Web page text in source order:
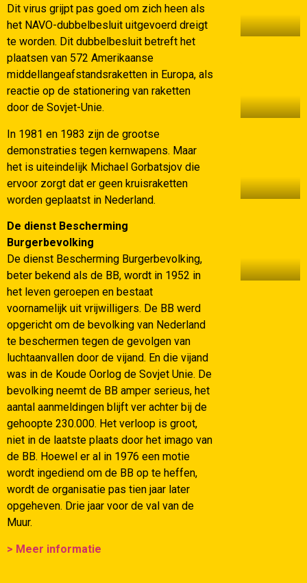
Dit virus grijpt pas goed om zich heen als
het NAVO-dubbelbesluit uitgevoerd dreigt
te worden. Dit dubbelbesluit betreft het
plaatsen van 572 Amerikaanse
middellangeafstandsraketten in Europa, als
reactie op de stationering van raketten
door de Sovjet-Unie.
In 1981 en 1983 zijn de grootse
demonstraties tegen kernwapens. Maar
het is uiteindelijk Michael Gorbatsjov die
ervoor zorgt dat er geen kruisraketten
worden geplaatst in Nederland.
De dienst Bescherming
Burgerbevolking
De dienst Bescherming Burgerbevolking,
beter bekend als de BB, wordt in 1952 in
het leven geroepen en bestaat
voornamelijk uit vrijwilligers. De BB werd
opgericht om de bevolking van Nederland
te beschermen tegen de gevolgen van
luchtaanvallen door de vijand. En die vijand
was in de Koude Oorlog de Sovjet Unie. De
bevolking neemt de BB amper serieus, het
aantal aanmeldingen blijft ver achter bij de
gehoopte 230.000. Het verloop is groot,
niet in de laatste plaats door het imago van
de BB. Hoewel er al in 1976 een motie
wordt ingediend om de BB op te heffen,
wordt de organisatie pas tien jaar later
opgeheven. Drie jaar voor de val van de
Muur.
> Meer informatie